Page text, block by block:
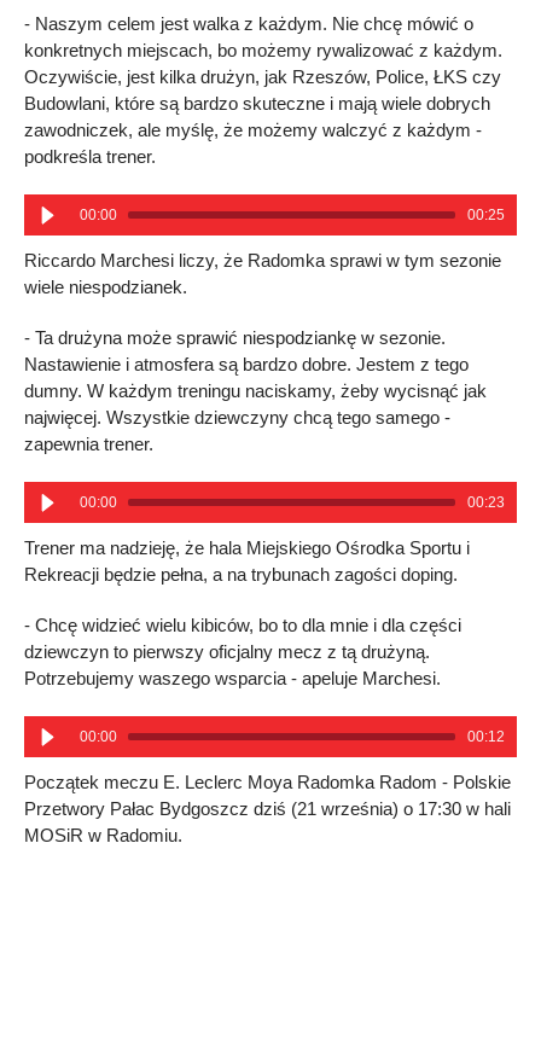
- Naszym celem jest walka z każdym. Nie chcę mówić o
konkretnych miejscach, bo możemy rywalizować z każdym.
Oczywiście, jest kilka drużyn, jak Rzeszów, Police, ŁKS czy
Budowlani, które są bardzo skuteczne i mają wiele dobrych
zawodniczek, ale myślę, że możemy walczyć z każdym -
podkreśla trener.
00:00 00:25
Riccardo Marchesi liczy, że Radomka sprawi w tym sezonie
wiele niespodzianek.
- Ta drużyna może sprawić niespodziankę w sezonie.
Nastawienie i atmosfera są bardzo dobre. Jestem z tego
dumny. W każdym treningu naciskamy, żeby wycisnąć jak
najwięcej. Wszystkie dziewczyny chcą tego samego -
zapewnia trener.
00:00 00:23
Trener ma nadzieję, że hala Miejskiego Ośrodka Sportu i
Rekreacji będzie pełna, a na trybunach zagości doping.
- Chcę widzieć wielu kibiców, bo to dla mnie i dla części
dziewczyn to pierwszy oficjalny mecz z tą drużyną.
Potrzebujemy waszego wsparcia - apeluje Marchesi.
00:00 00:12
Początek meczu E. Leclerc Moya Radomka Radom - Polskie
Przetwory Pałac Bydgoszcz dziś (21 września) o 17:30 w hali
MOSiR w Radomiu.